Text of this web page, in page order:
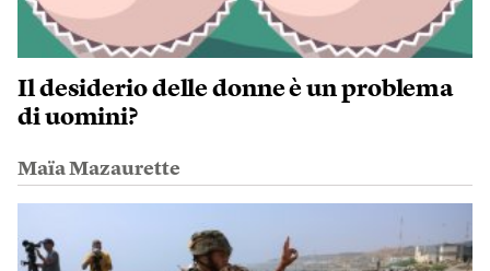
Il desiderio delle donne è un problema
di uomini?
Maïa Mazaurette